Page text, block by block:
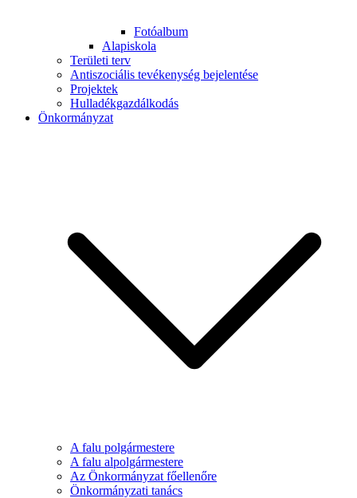
Fotóalbum
Alapiskola
Területi terv
Antiszociális tevékenység bejelentése
Projektek
Hulladékgazdálkodás
Önkormányzat
A falu polgármestere
A falu alpolgármestere
Az Önkormányzat főellenőre
Önkormányzati tanács